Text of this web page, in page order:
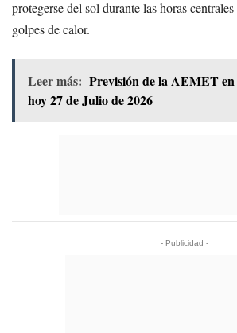
protegerse del sol durante las horas
golpes de calor.
Leer más: Previsión de la AEMET
hoy 27 de Julio de 2026
- Publicidad -